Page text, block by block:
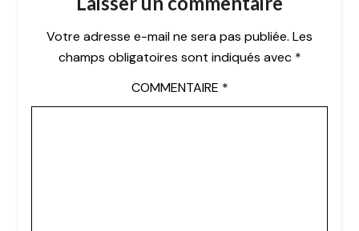
Votre adresse e-mail ne sera pas publiée. Les
champs obligatoires sont indiqués avec *
COMMENTAIRE *